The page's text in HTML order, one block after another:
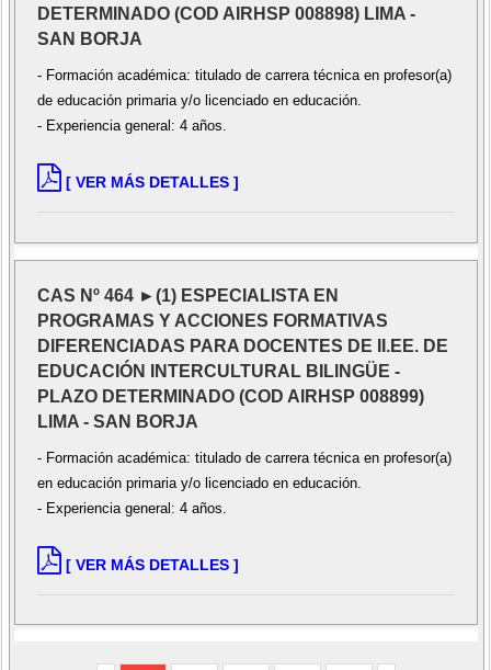
DETERMINADO (COD AIRHSP 008898) LIMA -
SAN BORJA
- Formación académica: titulado de carrera técnica en profesor(a)
de educación primaria y/o licenciado en educación.
- Experiencia general: 4 años.
[ VER MÁS DETALLES ]
CAS Nº 464 ►(1) ESPECIALISTA EN
PROGRAMAS Y ACCIONES FORMATIVAS
DIFERENCIADAS PARA DOCENTES DE II.EE. DE
EDUCACIÓN INTERCULTURAL BILINGÜE -
PLAZO DETERMINADO (COD AIRHSP 008899)
LIMA - SAN BORJA
- Formación académica: titulado de carrera técnica en profesor(a)
en educación primaria y/o licenciado en educación.
- Experiencia general: 4 años.
[ VER MÁS DETALLES ]